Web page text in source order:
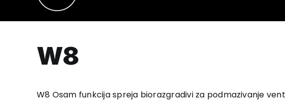
W8
W8 Osam funkcija spreja biorazgradivi za podmazivanje